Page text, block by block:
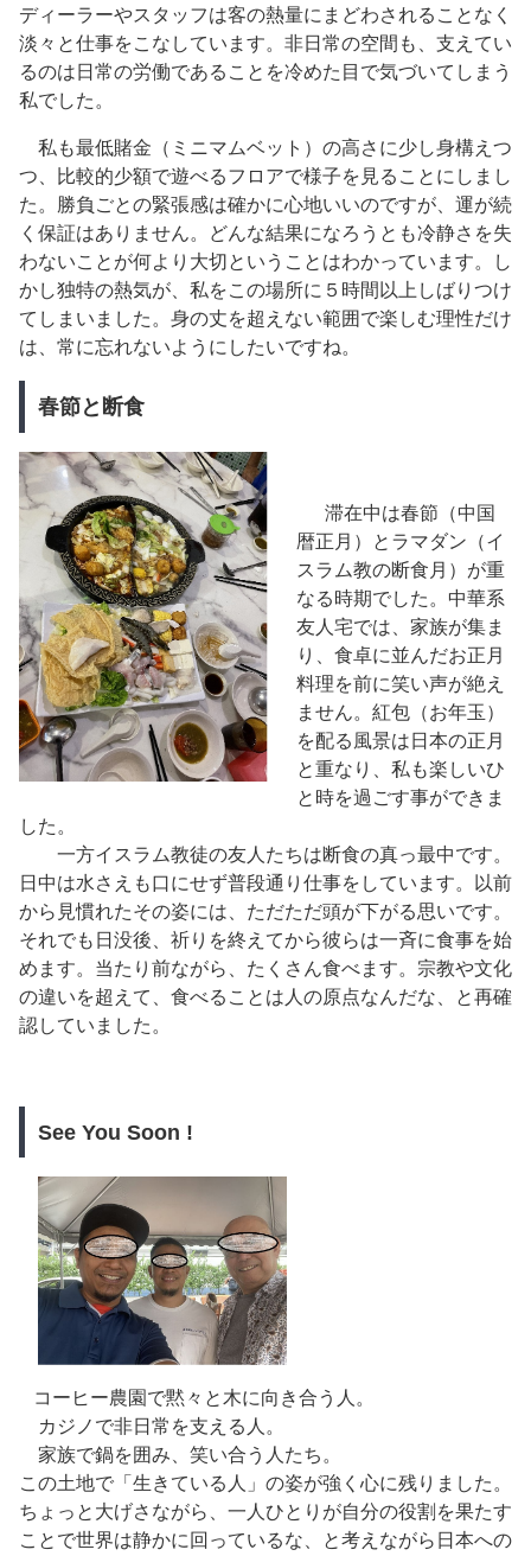
ディーラーやスタッフは客の熱量にまどわされることなく
淡々と仕事をこなしています。非日常の空間も、支えてい
るのは日常の労働であることを冷めた目で気づいてしまう
私でした。
私も最低賭金（ミニマムベット）の高さに少し身構えつ
つ、比較的少額で遊べるフロアで様子を見ることにしまし
た。勝負ごとの緊張感は確かに心地いいのですが、運が続
く保証はありません。
どんな結果になろうとも冷静さを失
わないことが何より大切ということはわかっています。し
かし独特の熱気が、私をこの場所に５時間以上しばりつけ
てしまいました。身の丈を超えない範囲で楽しむ理性だけ
は、常に忘れないようにしたいですね。
春節と断食
滞在中は春節（中国
暦正月）とラマダン（イ
スラム教の断食月）が重
なる時期でした。中華系
友人宅では、家族が集ま
り、食卓に並んだお正月
料理を前に笑い声が絶え
ません。紅包（お年玉）
を配る風景は日本の正月
と重なり、私も楽しいひ
と時を過ごす事ができま
した。
一方イスラム教徒の友人たちは断食の真っ最中です。
日中は水さえも口にせず普段通り仕事をしています。以前
から見慣れたその姿には、ただただ頭が下がる思いです。
それでも 日没後、祈りを終えてから彼らは一斉に食事を始
めます。当たり前ながら、たくさん食べます。宗教や文化
の違いを超えて、食べることは人の原点なんだな、と再確
認していました。
See You Soon !
コーヒー農園で黙々と木に向き合う人。
カジノで非日常を支える人。
家族で鍋を囲み、笑い合う人たち。
この土地で「生きている人」の姿が強く心に残りました。
ちょっと大げさながら、一人ひとりが自分の役割を果たす
ことで世界は静かに回っているな、と考えながら日本への